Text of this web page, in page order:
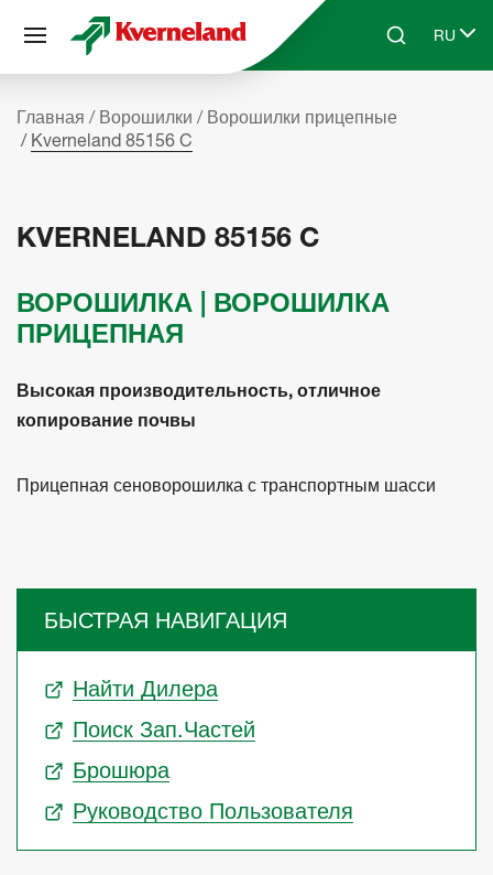
Skip to main contentSearchRU
Select
Главная Ворошилки
Ворошилки прицепные
Kverneland 85156 C
KVERNELAND 85156 C
ВОРОШИЛКА | ВОРОШИЛКА
ПРИЦЕПНАЯ
Высокая производительность, отличное
копирование почвы
Прицепная сеноворошилка с транспортным шасси
БЫСТРАЯ НАВИГАЦИЯ
Найти Дилера
Поиск Зап.частей
Брошюра
Руководство Пользователя
Панель управления cookies